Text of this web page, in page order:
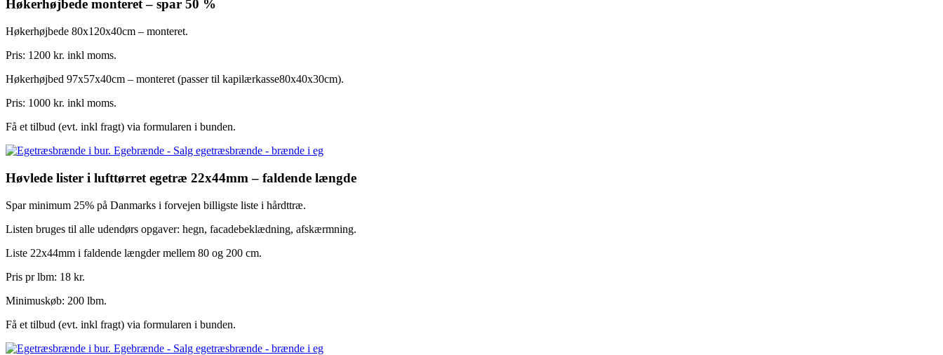
Høkerhøjbede monteret – spar 50 %
Høkerhøjbede 80x120x40cm – monteret.
Pris: 1200 kr. inkl moms.
Høkerhøjbed 97x57x40cm – monteret (passer til kapilærkasse80x40x30cm).
Pris: 1000 kr. inkl moms.
Få et tilbud (evt. inkl fragt) via formularen i bunden.
Høvlede lister i lufttørret egetræ 22x44mm – faldende længde
Spar minimum 25% på Danmarks i forvejen billigste liste i hårdttræ.
Listen bruges til alle udendørs opgaver: hegn, facadebeklædning, afskærmning.
Liste 22x44mm i faldende længder mellem 80 og 200 cm.
Pris pr lbm: 18 kr.
Minimuskøb: 200 lbm.
Få et tilbud (evt. inkl fragt) via formularen i bunden.